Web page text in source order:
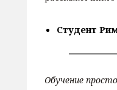
Студент
Обучение